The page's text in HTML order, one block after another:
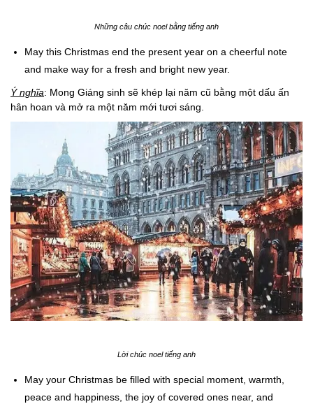
Những câu chúc noel bằng tiếng anh
May this Christmas end the present year on a cheerful note
and make way for a fresh and bright new year.
Ý nghĩa: Mong Giáng sinh sẽ khép lại năm cũ bằng một dấu ấn
hân hoan và mở ra một năm mới tươi sáng.
Lời chúc noel tiếng anh
May your Christmas be filled with special moment, warmth,
peace and happiness, the joy of covered ones near, and